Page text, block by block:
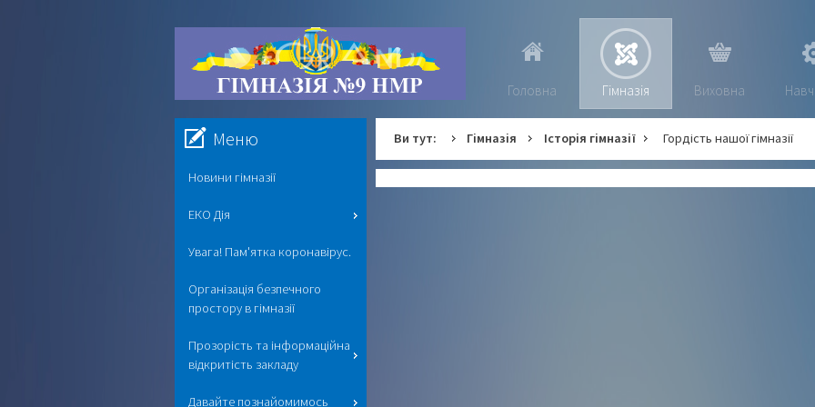
Головна Гімназія Виховна
Ви тут: Гімназія Історія гімназії Гордість нашої гімназії
Меню
Новини гімназії
ЕКО Дія
Увага! Пам'ятка коронавірус.
Організація безпечного
простору в гімназії
Прозорість та інформаційна
відкритість закладу
Давайте познайомимось